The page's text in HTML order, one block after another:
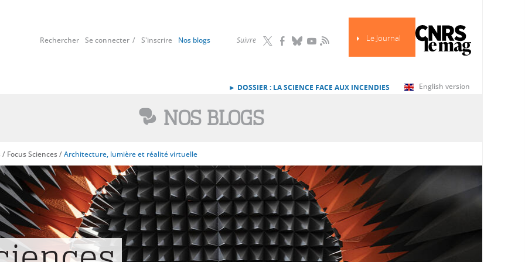
Le Journal
Suivre RSS
Rechercher Se connecter S'inscrire Nos blogs
English version
► DOSSIER : LA SCIENCE FACE AUX INCENDIES
NOS BLOGS
/ Focus Sciences/Architecture, lumière et réalité virtuelle